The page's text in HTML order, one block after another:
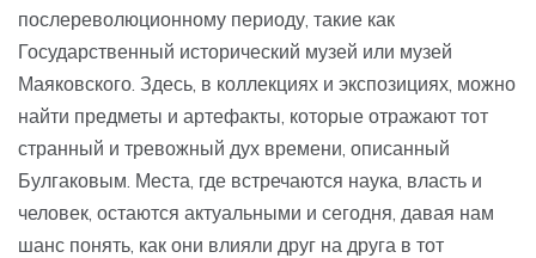
послереволюционному периоду, такие как
Государственный исторический музей или музей
Маяковского. Здесь, в коллекциях и экспозициях, можно
найти предметы и артефакты, которые отражают тот
странный и тревожный дух времени, описанный
Булгаковым. Места, где встречаются наука, власть и
человек, остаются актуальными и сегодня, давая нам
шанс понять, как они влияли друг на друга в тот